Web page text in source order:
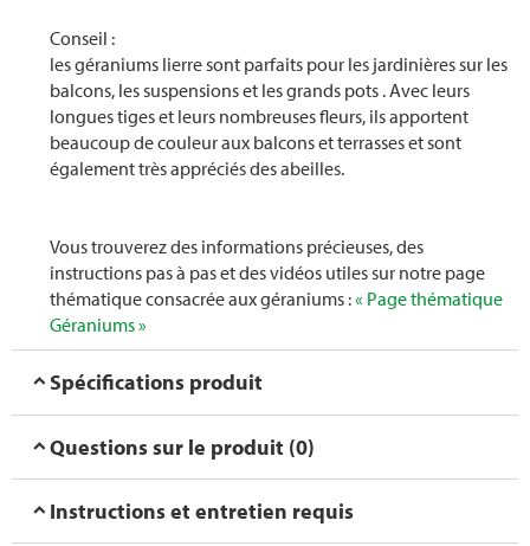
Conseil :
les géraniums lierre sont parfaits pour les jardinières sur les
balcons, les suspensions et les grands pots . Avec leurs
longues tiges et leurs nombreuses fleurs, ils apportent
beaucoup de couleur aux balcons et terrasses et sont
également très appréciés des abeilles.
Vous trouverez des informations précieuses, des
instructions pas à pas et des vidéos utiles sur notre page
thématique consacrée aux géraniums :« Page thématique
Géraniums »
Spécifications produit
Questions sur le produit (0)
Instructions et entretien requis